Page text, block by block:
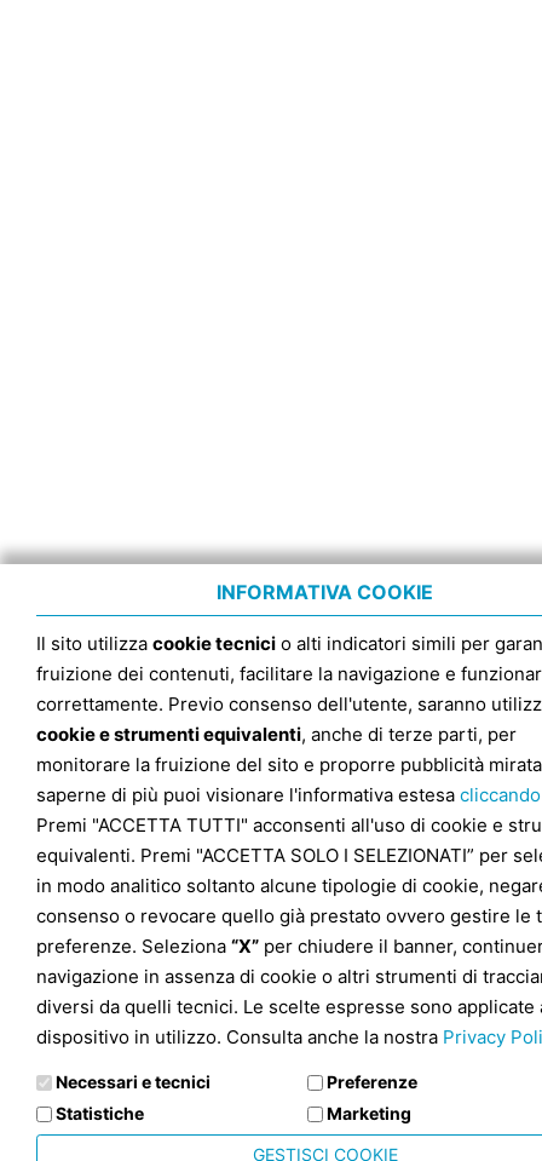
INFORMATIVA COOKIE
Il sito utilizza cookie tecnici o alti indicatori simili per
fruizione dei contenuti, facilitare la navigazione e
correttamente. Previo consenso dell'utente, saranno
cookie e strumenti equivalenti, anche di terze parti, per
monitorare la fruizione del sito e proporre pubblicità
saperne di più puoi visionare l'informativa estesa
Premi "ACCETTA TUTTI" acconsenti all'uso di cookie e
equivalenti. Premi "ACCETTA SOLO I SELEZIONATI” per
in modo analitico soltanto alcune tipologie di cookie,
consenso o revocare quello già prestato ovvero gestire le
preferenze. Seleziona “X” per chiudere il banner,
navigazione in assenza di cookie o altri strumenti di
diversi da quelli tecnici. Le scelte espresse sono applicate
dispositivo in utilizzo. Consulta anche la nostra Privacy
Necessari e tecnici
Preferenze
Statistiche
Marketing
GESTISCI COOKIE